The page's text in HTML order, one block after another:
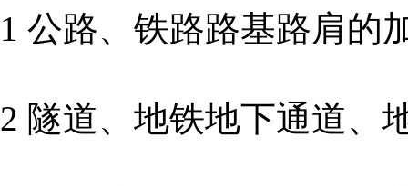
1 公路、铁路路基路肩的
2 隧道、地铁地下通道、